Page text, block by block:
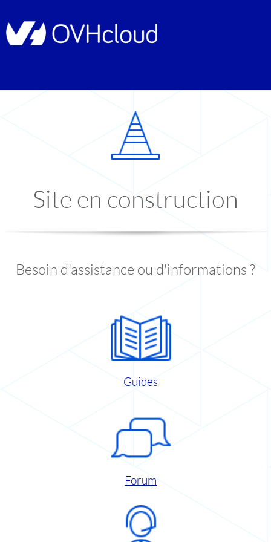
Site en construction
Besoin d'assistance ou d'informations ?
Guides
Forum